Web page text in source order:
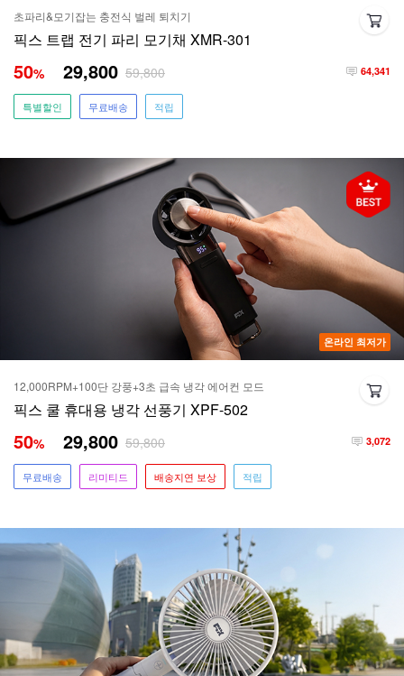
초파리&모기잡는 충전식 벌레 퇴치기
픽스 트랩 전기 파리 모기채 XMR-301
64,341
50% 29,800 59,800
특별할인 무료배송 적립
온라인 최저가
12,000RPM+100단 강풍+3초 급속 냉각 에어컨 모드
픽스 쿨 휴대용 냉각 선풍기 XPF-502
3,072
50% 29,800 59,800
무료배송 리미티드 배송지연 보상 적립